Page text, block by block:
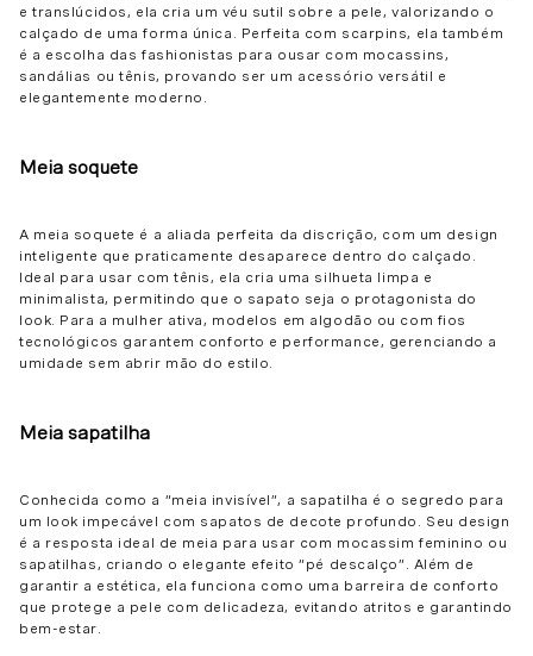
e translúcidos, ela cria um véu sutil sobre a pele, valorizando o
calçado de uma forma única. Perfeita com scarpins, ela também
é a escolha das fashionistas para ousar com mocassins,
sandálias ou tênis, provando ser um acessório versátil e
elegantemente moderno.
Meia soquete
A meia soquete é a aliada perfeita da discrição, com um design
inteligente que praticamente desaparece dentro do calçado.
Ideal para usar com tênis, ela cria uma silhueta limpa e
minimalista, permitindo que o sapato seja o protagonista do
look. Para a mulher ativa, modelos em algodão ou com fios
tecnológicos garantem conforto e performance, gerenciando a
umidade sem abrir mão do estilo.
Meia sapatilha
Conhecida como a “meia invisível”, a sapatilha é o segredo para
um look impecável com sapatos de decote profundo. Seu design
é a resposta ideal de meia para usar com mocassim feminino ou
sapatilhas, criando o elegante efeito “pé descalço”. Além de
garantir a estética, ela funciona como uma barreira de conforto
que protege a pele com delicadeza, evitando atritos e garantindo
bem-estar.